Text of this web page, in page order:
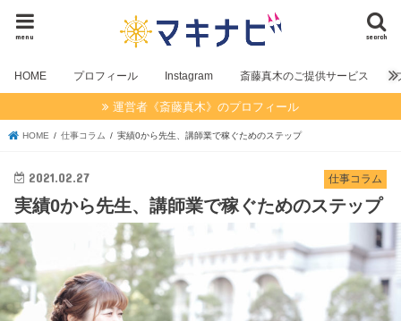
search
menu
HOME プロフィール Instagram 斎藤真木のご提供サービス
運営者《斎藤真木》のプロフィール
HOME 仕事コラム 実績0から先生、講師業で稼ぐためのステップ
仕事コラム
2021.02.27
実績0から先生、講師業で稼ぐためのステップ